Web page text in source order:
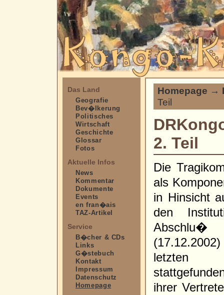
Das Land
Geografie
Bev�lkerung
Politisches
Wirtschaft
Geschichte
Glossar
Fotos
Aktuelle Infos
News
Kommentar
Dokumente
Events
en fran�ais
TAZ-Artikel
Service
B�cher & CDs
Links
G�stebuch
Kontakt
Impressum
Datenschutz
Homepage
Homepage →
Teil
2. Teil
Die
als
in Hinsicht
den
Abschlu�
letzten
ihrer